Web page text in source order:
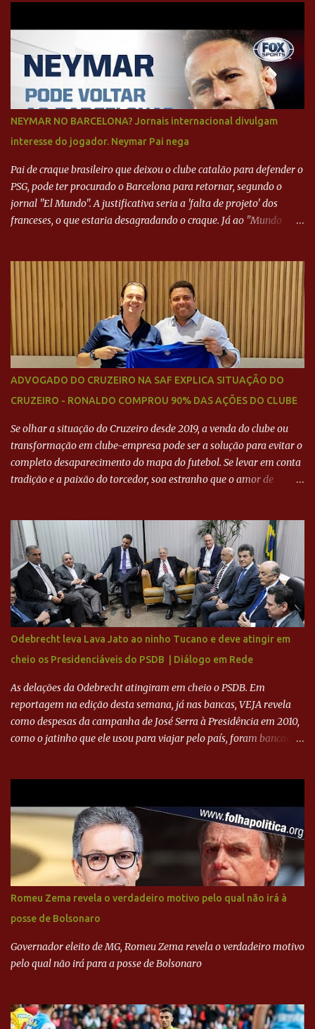
NEYMAR NO BARCELONA? Jornais internacional divulgam
interesse do jogador. Neymar Pai nega
Pai de craque brasileiro que deixou o clube catalão para defender o
PSG, pode ter procurado o Barcelona para retornar, segundo o
jornal "El Mundo". A justificativa seria a 'falta de projeto' dos
franceses, o que estaria desagradando o craque. Já ao "Mundo
Neymar Pai nega
ADVOGADO DO CRUZEIRO NA SAF EXPLICA SITUAÇÃO DO
CRUZEIRO - RONALDO COMPROU 90% DAS AÇÕES DO CLUBE
Se olhar a situação do Cruzeiro desde 2019, a venda do clube ou
transformação em clube-empresa pode ser a solução para evitar o
completo desaparecimento do mapa do futebol. Se levar em conta
tradição e a paixão do torcedor, soa estranho que o amor de
feito imediatamente para pagamento de dívidas emergenciais e
investimentos no departamento de futebol. O projeto apresentado
para a recuperação do Cruzeiro, o aporte financeiro inicial, com
Ronaldo sendo solidário à dívida de R$ 1 bilhão a partir de agora,
mais o peso que o ex-atacante tem no mundo do futebol, além de
sua história na Raposa, pesaram para que um dos mais icônicos
camisas 9 acertasse a compra do clube. Fonte: Itatiaia Fonte:
ADVOGADO DO CRUZEIRO NA SAF EXPLICA SITUAÇÃO DO
CRUZEIRO - RONALDO COMPROU 90% DAS AÇÕES DO CLUBE
Odebrecht leva Lava Jato ao ninho Tucano e deve atingir em
cheio os Presidenciáveis do PSDB | Diálogo em Rede
As delações da Odebrecht atingiram em cheio o PSDB. Em
reportagem na edição desta semana, já nas bancas, VEJA revela
como despesas da campanha de José Serra à Presidência em 2010,
como o jatinho que ele usou para viajar pelo país, foram bancadas
Executiva Nacional do PSDB (Valter Campanato/Agência Brasil) O
texto também põe fim a um mistério: três fontes confirmaram à
revista que o codinome “santo” que aparece em planilhas da
empreiteira refere-se ao governador de São Paulo, Geraldo
Alckmin (PSDB) — nenhum deles, no entanto, disse ter negociado
diretamente com o paulista. Depoimentos mostram como o
dinheiro da Odebrecht bancou a campanha de Serra em 2010 Leia
mais... A Lava Jato chega ao PSDB | VEJA.com
Romeu Zema revela o verdadeiro motivo pelo qual não irá à
posse de Bolsonaro
Governador eleito de MG, Romeu Zema revela o verdadeiro motivo
pelo qual não irá para a posse de Bolsonaro